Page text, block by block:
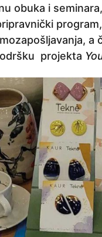
obuka i
projekta